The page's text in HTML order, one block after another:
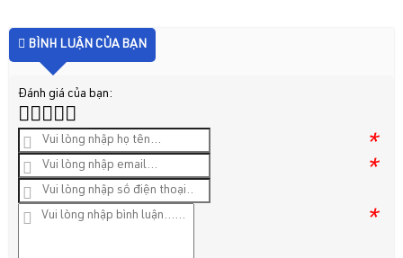
BÌNH LUẬN CỦA BẠN
Đánh giá của bạn:
*
*
*